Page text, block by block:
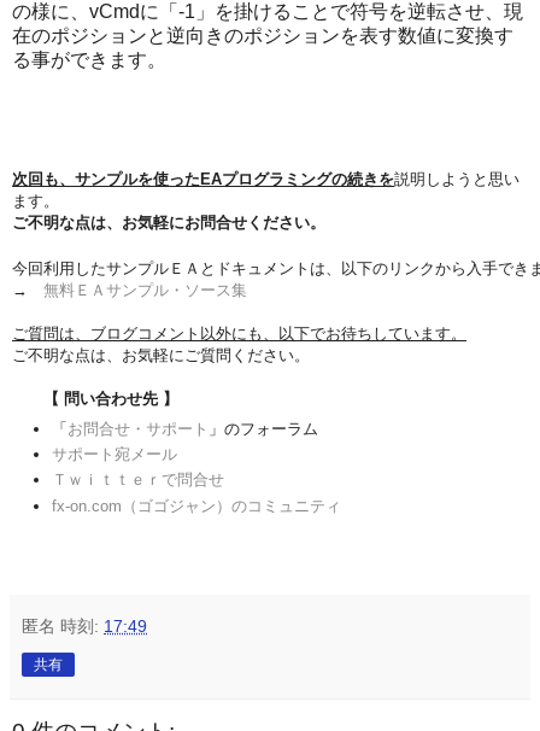
の様に、vCmdに「-1」を掛けることで符号を逆転させ、現
在のポジションと逆向きのポジションを表す数値に変換す
る事ができます。
次回も、サンプルを使ったEAプログラミングの続きを説明しようと思い
ます。
ご不明な点は、お気軽にお問合せください。
今回利用したサンプルＥＡとドキュメントは、以下のリンクから入手でき
→ 無料ＥＡサンプル・ソース集
ご質問は、ブログコメント以外にも、以下でお待ちしています。
ご不明な点は、お気軽にご質問ください。
【 問い合わせ先 】
「 お問合せ・サポート 」のフォーラム
サポート宛メール
Ｔｗｉｔｔｅｒで問合せ
fx-on.com（ゴゴジャン）のコミュニティ
匿名 時刻: 17:49
共有